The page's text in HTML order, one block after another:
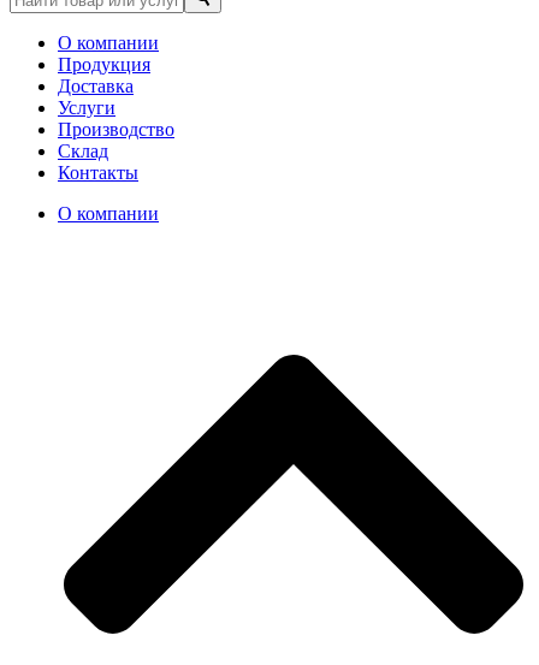
О компании
Продукция
Доставка
Услуги
Производство
Склад
Контакты
О компании